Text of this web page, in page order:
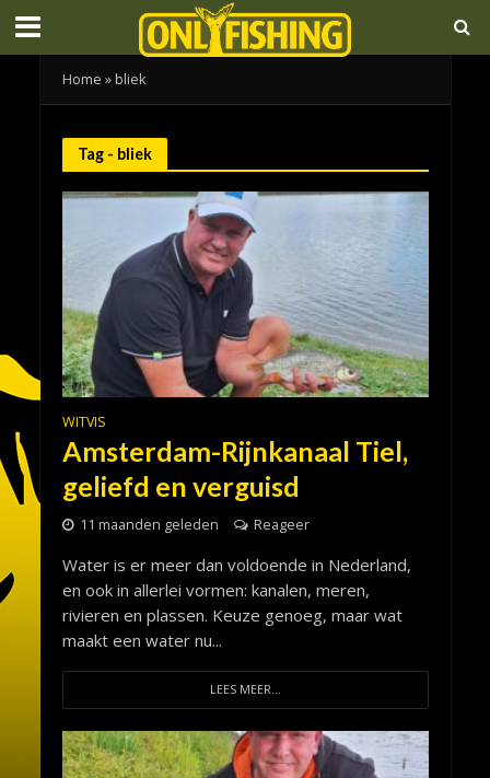
Home » bliek
Tag - bliek
WITVIS
Amsterdam-Rijnkanaal Tiel,
geliefd en verguisd
11 maanden geleden Reageer
Water is er meer dan voldoende in Nederland,
en ook in allerlei vormen: kanalen, meren,
rivieren en plassen. Keuze genoeg, maar wat
maakt een water nu...
LEES MEER...